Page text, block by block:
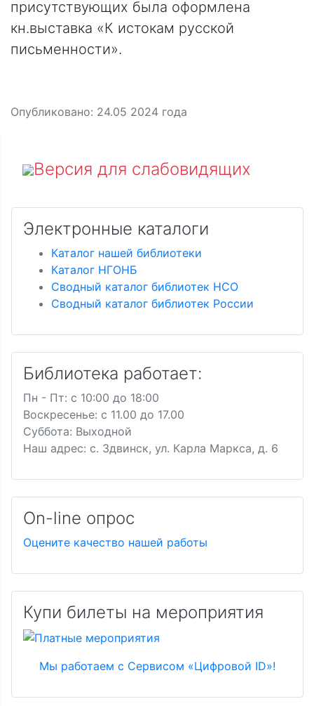
присутствующих была оформлена
кн.выставка «К истокам русской
письменности».
Опубликовано: 24.05 2024 года
Версия для слабовидящих
Электронные каталоги
Каталог нашей библиотеки
Каталог НГОНБ
Сводный каталог библиотек НСО
Сводный каталог библиотек России
Библиотека работает:
Пн - Пт: c 10:00 до 18:00
Воскресенье: с 11.00 до 17.00
Суббота: Выходной
Наш адрес: с. Здвинск, ул. Карла Маркса, д. 6
On-line опрос
Оцените качество нашей работы
Купи билеты на мероприятия
Мы работаем с Сервисом «Цифровой ID»!